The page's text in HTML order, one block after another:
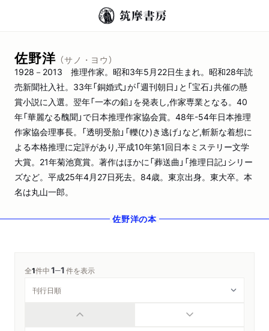
佐野洋 （サノ・ヨウ）
1928－2013 推理作家。昭和3年5月22日生まれ。昭和28年読
売新聞社入社。33年「銅婚式」が「週刊朝日」と「宝石」共催の懸
賞小説に入選。翌年「一本の鉛」を発表し,作家専業となる。40
年「華麗なる醜聞」で日本推理作家協会賞。48年-54年日本推理
作家協会理事長。「透明受胎」「轢(ひ)き逃げ」など,斬新な着想に
よる本格推理に定評があり,平成10年第1回日本ミステリー文学
大賞。21年菊池寛賞。著作はほかに「葬送曲」「推理日記」シリー
ズなど。平成25年4月27日死去。84歳。東京出身。東大卒。本
名は丸山一郎。
佐野洋の本
全1件中1─1件を表示